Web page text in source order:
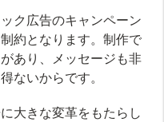
ク広告のキャンペーン
約となります。制作で
あり、メッセージも非
ないからです。
大きな変革をもたらし